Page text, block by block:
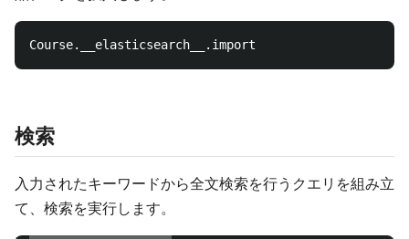
検索
入力されたキーワードから全文検索を行うクエリを組み立
て、検索を実行します。